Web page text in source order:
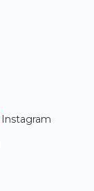
Instagram